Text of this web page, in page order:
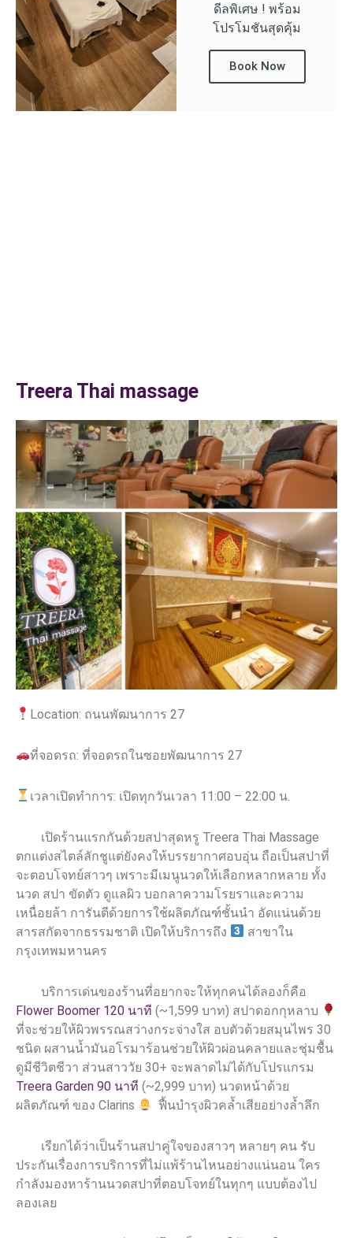
ดีลพิเศษ ! พร้อม
โปรโมชันสุดคุ้ม
Book Now
Treera Thai massage
Location: ถนนพัฒนาการ 27
ที่จอดรถ: ที่จอดรถในซอยพัฒนาการ 27
เวลาเปิดทำการ: เปิดทุกวันเวลา 11:00 – 22:00 น.
เปิดร้านแรกกันด้วยสปาสุดหรู Treera Thai Massage
ตกแต่งสไตล์ลักชูแต่ยังคงให้บรรยากาศอบอุ่น ถือเป็นสปาที่
จะตอบโจทย์สาวๆ เพราะมีเมนูนวดให้เลือกหลากหลาย ทั้ง
นวด สปา ขัดตัว ดูแลผิว บอกลาความโรยราและความ
เหนื่อยล้า การันตีด้วยการใช้ผลิตภัณฑ์ชั้นนำ อัดแน่นด้วย
สารสกัดจากธรรมชาติ เปิดให้บริการถึง
สาขาใน
กรุงเทพมหานคร
บริการเด่นของร้านที่อยากจะให้ทุกคนได้ลองก็คือ
Flower Boomer 120 นาที (~1,599 บาท) สปาดอกกุหลาบ
ที่จะช่วยให้ผิวพรรณสว่างกระจ่างใส อบตัวด้วยสมุนไพร 30
ชนิด ผสานน้ำมันอโรมาร้อนช่วยให้ผิวผ่อนคลายและชุ่มชื้น
ดูมีชีวิตชีวา ส่วนสาววัย 30+ จะพลาดไม่ได้กับโปรแกรม
Treera Garden 90 นาที (~2,999 บาท) นวดหน้าด้วย
ผลิตภัณฑ์ ของ Clarins
ฟื้นบำรุงผิวคล้ำเสียอย่างล้ำลึก
เรียกได้ว่าเป็นร้านสปาคู่ใจของสาวๆ หลายๆ คน รับ
ประกันเรื่องการบริการที่ไม่แพ้ร้านไหนอย่างแน่นอน ใคร
กำลังมองหาร้านนวดสปาที่ตอบโจทย์ในทุกๆ แบบต้องไป
ลองเลย